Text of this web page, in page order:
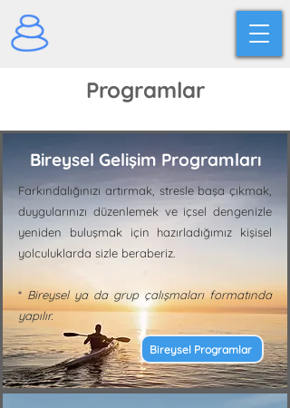
Programlar
Bireysel Gelişim Programları
Farkındalığınızı artırmak, stresle başa çıkmak,
duygularınızı düzenlemek ve içsel dengenizle
yeniden buluşmak için hazırladığımız kişisel
yolculuklarda sizle beraberiz.
*Bireysel ya da grup çalışmaları formatında
yapılır.
Bireysel Programlar